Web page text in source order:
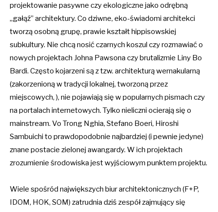
projektowanie pasywne czy ekologiczne jako odrębną
„gałąź” architektury. Co dziwne, eko-świadomi architekci
tworzą osobną grupę, prawie kształt hippisowskiej
subkultury. Nie chcą nosić czarnych koszul czy rozmawiać o
nowych projektach Johna Pawsona czy brutalizmie Liny Bo
Bardi. Często kojarzeni są z tzw. architekturą wernakularną
(zakorzenioną w tradycji lokalnej, tworzoną przez
miejscowych, ), nie pojawiają się w popularnych pismach czy
na portalach internetowych. Tylko nieliczni ocierają się o
mainstream. Vo Trong Nghia, Stefano Boeri, Hiroshi
Sambuichi to prawdopodobnie najbardziej (i pewnie jedyne)
znane postacie zielonej awangardy. W ich projektach
zrozumienie środowiska jest wyjściowym punktem projektu.
Wiele spośród największych biur architektonicznych (F+P,
IDOM, HOK, SOM) zatrudnia dziś zespół zajmujący się